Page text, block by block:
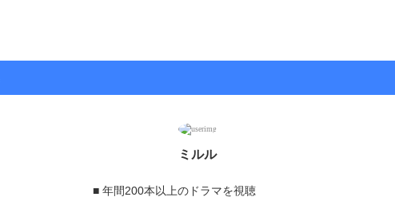
ミルル
■ 年間200本以上のドラマを視聴